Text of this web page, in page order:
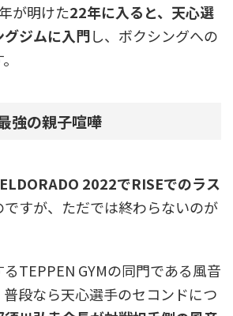
が明けた22年に入ると、天心選
ジムに入門し、ボクシングへの
強の親子喧嘩
2022でRISEでのラス
ですが、ただでは終わらないのが
TEPPEN GYMの同門である風音
段なら天心選手のセコンドにつ